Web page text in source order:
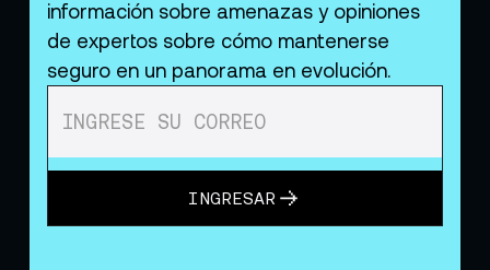
información sobre amenazas y opiniones
de expertos sobre cómo mantenerse
seguro en un panorama en evolución.
INGRESAR